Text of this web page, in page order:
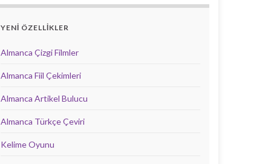
YENİ ÖZELLİKLER
Almanca Çizgi Filmler
Almanca Fiil Çekimleri
Almanca Artikel Bulucu
Almanca Türkçe Çeviri
Kelime Oyunu